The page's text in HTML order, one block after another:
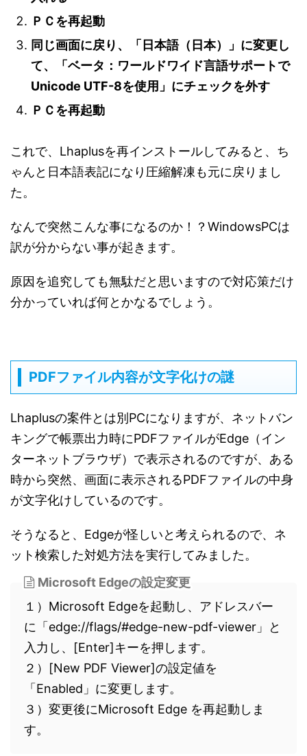
ＰＣを再起動
同じ画面に戻り、「日本語（日本）」に変更し
て、「ベータ：ワールドワイド言語サポートで
Unicode UTF-8を使用」にチェックを外す
ＰＣを再起動
これで、Lhaplusを再インストールしてみると、ち
ゃんと日本語表記になり圧縮解凍も元に戻りまし
た。
なんで突然こんな事になるのか！？WindowsPCは
訳が分からない事が起きます。
原因を追究しても無駄だと思いますので対応策だけ
分かっていれば何とかなるでしょう。
PDFファイル内容が文字化けの謎
Lhaplusの案件とは別PCになりますが、ネットバン
キングで帳票出力時にPDFファイルがEdge（イン
ターネットブラウザ）で表示されるのですが、ある
時から突然、画面に表示されるPDFファイルの中身
が文字化けしているのです。
そうなると、Edgeが怪しいと考えられるので、ネ
ット検索した対処方法を実行してみました。
Microsoft Edgeの設定変更
１）Microsoft Edgeを起動し、アドレスバー
に「edge://flags/#edge-new-pdf-viewer」と
入力し、[Enter]キーを押します。
２）[New PDF Viewer]の設定値を
「Enabled」に変更します。
３）変更後にMicrosoft Edge を再起動しま
す。